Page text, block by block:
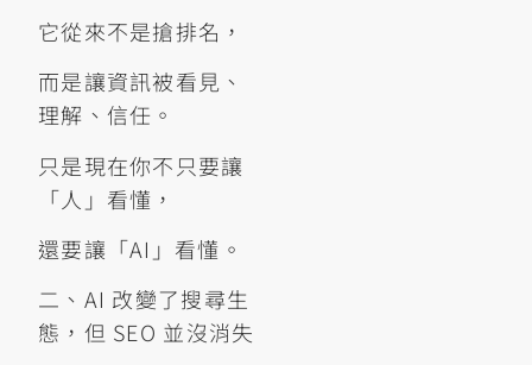
它從來不是搶排名，
而是讓資訊被看見、
理解、信任。
只是現在你不只要讓
「人」看懂，
還要讓「AI」看懂。
二、AI 改變了搜尋生
態，但 SEO 並沒消失